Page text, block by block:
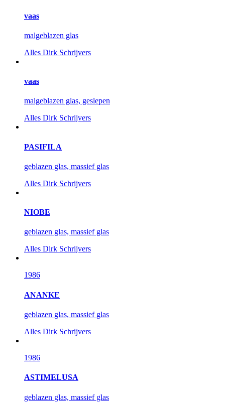
vaas
malgeblazen glas
Alles Dirk Schrijvers
vaas
malgeblazen glas, geslepen
Alles Dirk Schrijvers
PASIFILA
geblazen glas, massief glas
Alles Dirk Schrijvers
NIOBE
geblazen glas, massief glas
Alles Dirk Schrijvers
1986
ANANKE
geblazen glas, massief glas
Alles Dirk Schrijvers
1986
ASTIMELUSA
geblazen glas, massief glas